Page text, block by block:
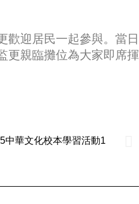
歡迎居民一起參與。當日
更親臨攤位為大家即席揮